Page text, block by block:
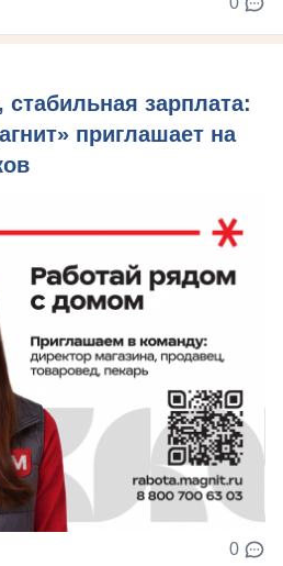
зарплата:
приглашает на
0